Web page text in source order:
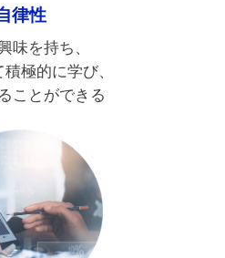
律性
味を持ち、
極的に学び、
ことができる